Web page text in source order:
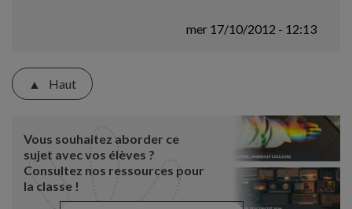
mer 17/10/2012 - 12:13
Haut
Vous souhaitez aborder ce
sujet avec vos élèves ?
Consultez nos ressources pour
la classe !